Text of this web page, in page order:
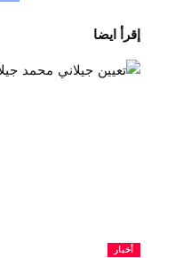
إقرأ ايضا
أخبار